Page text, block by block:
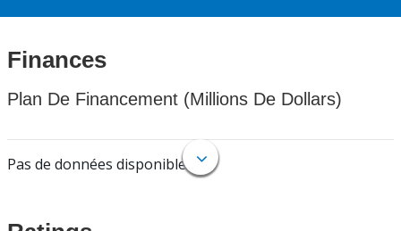
Finances
Plan De Financement (Millions De Dollars)
Pas de données disponibles.